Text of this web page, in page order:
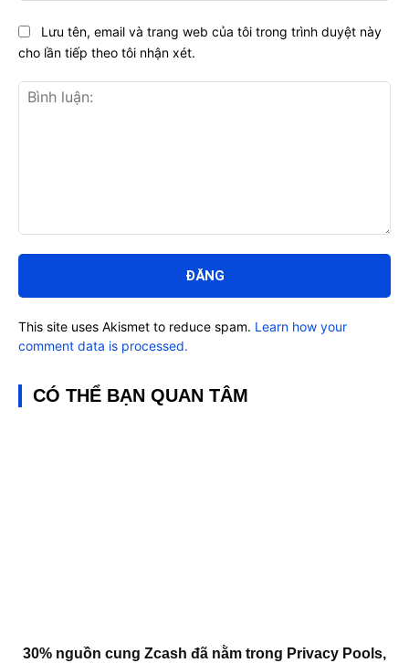
luận:
Lưu tên, email và trang web của tôi trong trình duyệt này
cho lần tiếp theo tôi nhận xét.
This site uses Akismet to reduce spam. Learn how your
comment data is processed.
CÓ THỂ BẠN QUAN TÂM
30% nguồn cung Zcash đã nằm trong Privacy Pools,